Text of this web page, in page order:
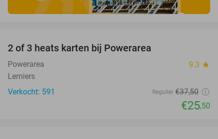
2 of 3 heats karten bij Powerarea
Powerarea 9.3 star
Lemiers
Verkocht: 591
Regulier €37,50
€25,50